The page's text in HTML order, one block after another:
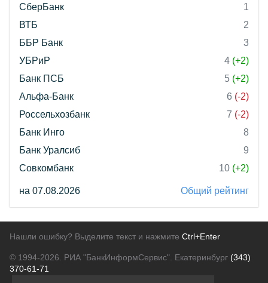
СберБанк
1
ВТБ
2
ББР Банк
3
УБРиР
4 (+2)
Банк ПСБ
5 (+2)
Альфа-Банк
6 (-2)
Россельхозбанк
7 (-2)
Банк Инго
8
Банк Уралсиб
9
Совкомбанк
10 (+2)
на 07.08.2026 Общий рейтинг
Нашли ошибку? Выделите текст и нажмите Ctrl+Enter
© 1994-2026. РИА "БанкИнформСервис". Екатеринбург (343)
370-61-71